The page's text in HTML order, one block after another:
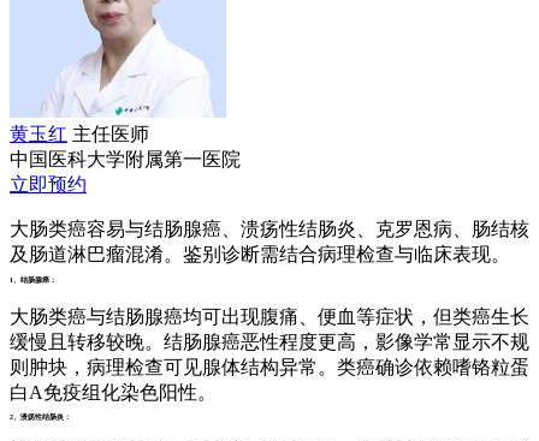
黄玉红 主任医师
中国医科大学附属第一医院
立即预约
大肠类癌容易与结肠腺癌、溃疡性结肠炎、克罗恩病、肠结核
及肠道淋巴瘤混淆。鉴别诊断需结合病理检查与临床表现。
1、结肠腺癌：
大肠类癌与结肠腺癌均可出现腹痛、便血等症状，但类癌生长
缓慢且转移较晚。结肠腺癌恶性程度更高，影像学常显示不规
则肿块，病理检查可见腺体结构异常。类癌确诊依赖嗜铬粒蛋
白A免疫组化染色阳性。
2、溃疡性结肠炎：